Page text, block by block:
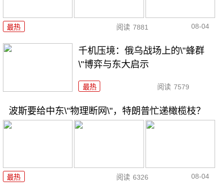
最热 阅读 7881 08-04
千机压境：俄乌战场上的\"蜂群
\"博弈与东大启示
最热 阅读 7579
波斯要给中东\"物理断网\"，特朗普忙递橄榄枝？
最热 阅读 6326 08-04